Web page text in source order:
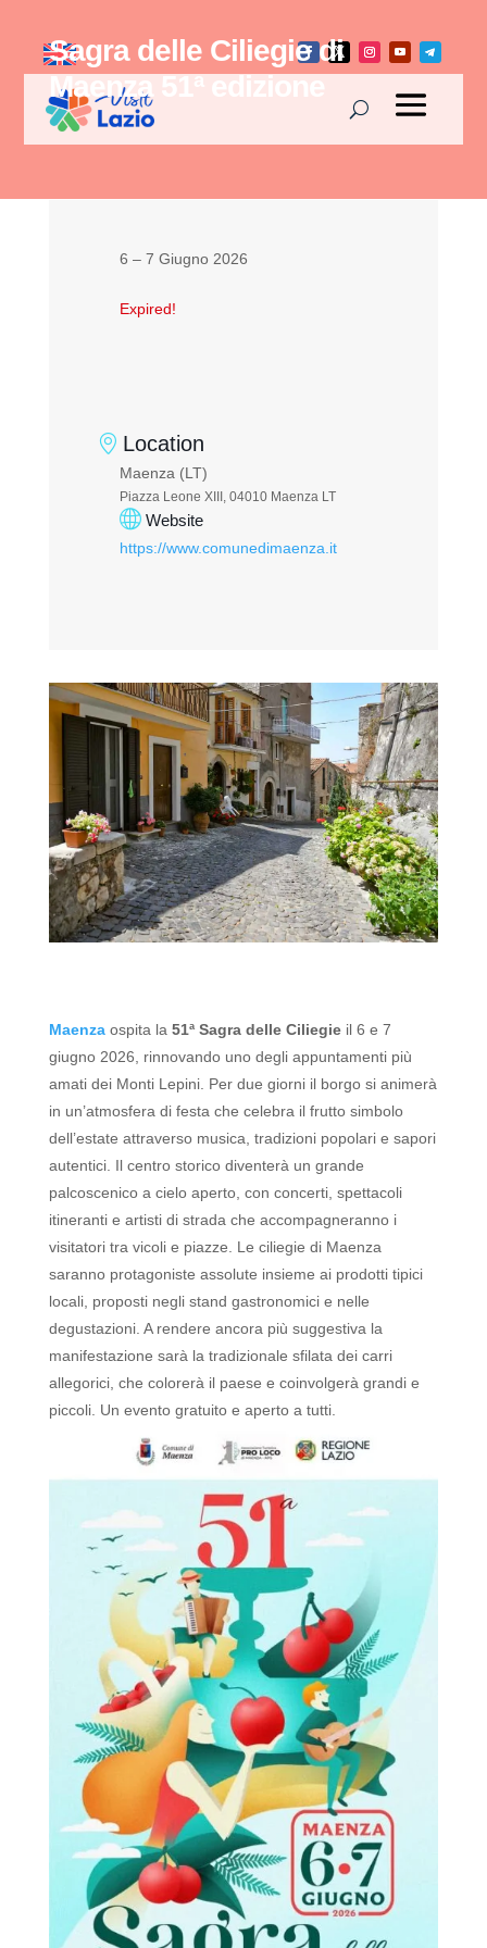
Sagra delle Ciliegie di
Maenza 51ª edizione
6 – 7 Giugno 2026
Expired!
Location
Maenza (LT)
Piazza Leone XIII, 04010 Maenza LT
Website
https://www.comunedimaenza.it
Maenza ospita la 51ª Sagra delle Ciliegieil 6 e 7
giugno 2026, rinnovando uno degli appuntamenti più
amati dei Monti Lepini. Per due giorni il borgo si animerà
in un’atmosfera di festa che celebra il frutto simbolo
dell’estate attraverso musica, tradizioni popolari e sapori
autentici. Il centro storico diventerà un grande
palcoscenico a cielo aperto, con concerti, spettacoli
itineranti e artisti di strada che accompagneranno i
visitatori tra vicoli e piazze.
Le ciliegie di Maenza
saranno protagoniste assolute insieme ai prodotti tipici
locali, proposti negli stand gastronomici e nelle
degustazioni. A rendere ancora più suggestiva la
manifestazione sarà la tradizionale sfilata dei carri
allegorici, che colorerà il paese e coinvolgerà grandi e
piccoli. Un evento gratuito e aperto a tutti.